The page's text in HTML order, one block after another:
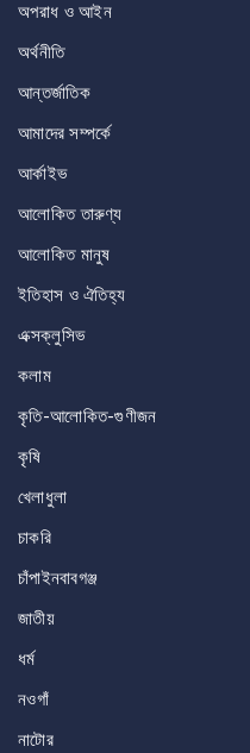
অপরাধ ও আইন
অর্থনীতি
আন্তর্জাতিক
আমাদের সম্পর্কে
আর্কাইভ
আলোকিত তারুণ্য
আলোকিত মানুষ
ইতিহাস ও ঐতিহ্য
এক্সক্লুসিভ
কলাম
কৃতি-আলোকিত-গুণীজন
কৃষি
খেলাধুলা
চাকরি
চাঁপাইনবাবগঞ্জ
জাতীয়
ধর্ম
নওগাঁ
নাটোর